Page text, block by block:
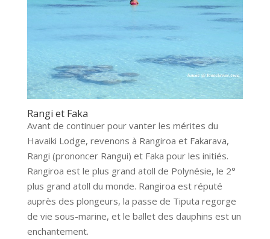
Rangi et Faka
Avant de continuer pour vanter les mérites du
Havaiki Lodge, revenons à Rangiroa et Fakarava,
Rangi (prononcer Rangui) et Faka pour les initiés.
Rangiroa est le plus grand atoll de Polynésie, le 2°
plus grand atoll du monde. Rangiroa est réputé
auprès des plongeurs, la passe de Tiputa regorge
de vie sous-marine, et le ballet des dauphins est un
enchantement.